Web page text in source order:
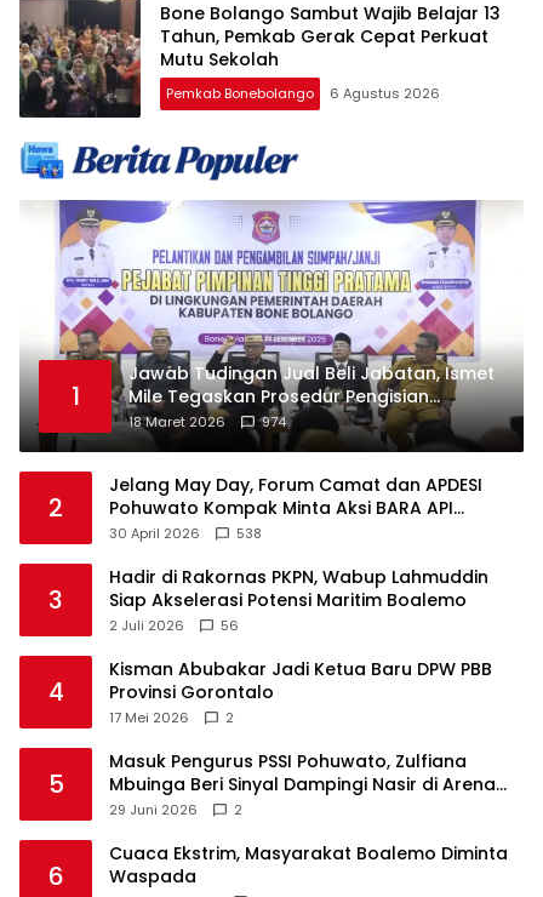
Bone Bolango Sambut Wajib Belajar 13
Tahun, Pemkab Gerak Cepat Perkuat
Mutu Sekolah
Pemkab Bonebolango 6 Agustus 2026
1
Jawab Tudingan Jual Beli Jabatan, Ismet
Mile Tegaskan Prosedur Pengisian
Jabatan
18 Maret 2026 974
2
Jelang May Day, Forum Camat dan APDESI
Pohuwato Kompak Minta Aksi BARA API
Ditunda
30 April 2026 538
3
Hadir di Rakornas PKPN, Wabup Lahmuddin
Siap Akselerasi Potensi Maritim Boalemo
2 Juli 2026 56
4
Kisman Abubakar Jadi Ketua Baru DPW PBB
Provinsi Gorontalo
17 Mei 2026 2
5
Masuk Pengurus PSSI Pohuwato, Zulfiana
Mbuinga Beri Sinyal Dampingi Nasir di Arena
Politik ?
29 Juni 2026 2
6
Cuaca Ekstrim, Masyarakat Boalemo Diminta
Waspada